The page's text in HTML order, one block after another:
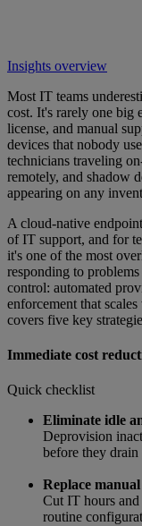
Insights overview
Most IT teams
cost. It's rarely one big
license, and manual
devices that nobody
technicians traveling
remotely, and shadow
appearing on any
A cloud-native
of IT support, and for
it's one of the most
responding to
control: automated
enforcement that
covers five key
Immediate cost
Quick checklist
Eliminate idle
Deprovision
before they
Replace
Cut IT hours
routine